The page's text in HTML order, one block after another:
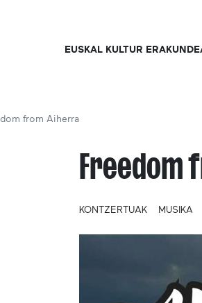
EUSKAL KULTUR
from Aiherra
Freedom
KONTZERTUAK MUSIKA